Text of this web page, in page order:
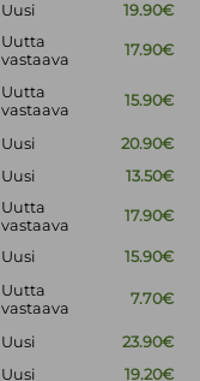
Uusi 19.90€
Uutta
vastaava
17.90€
Uutta
vastaava
15.90€
Uusi
20.90€
Uusi 13.50€
Uutta
vastaava
17.90€
Uusi
15.90€
Uutta
vastaava
7.70€
Uusi
23.90€
Uusi
19.20€